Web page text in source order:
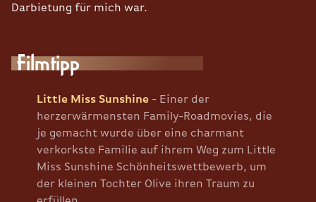
Darbietung für mich war.
Filmtipp
Little Miss Sunshine - Einer der
herzerwärmensten Family-Roadmovies, die
je gemacht wurde über eine charmant
verkorkste Familie auf ihrem Weg zum Little
Miss Sunshine Schönheitswettbewerb, um
der kleinen Tochter Olive ihren Traum zu